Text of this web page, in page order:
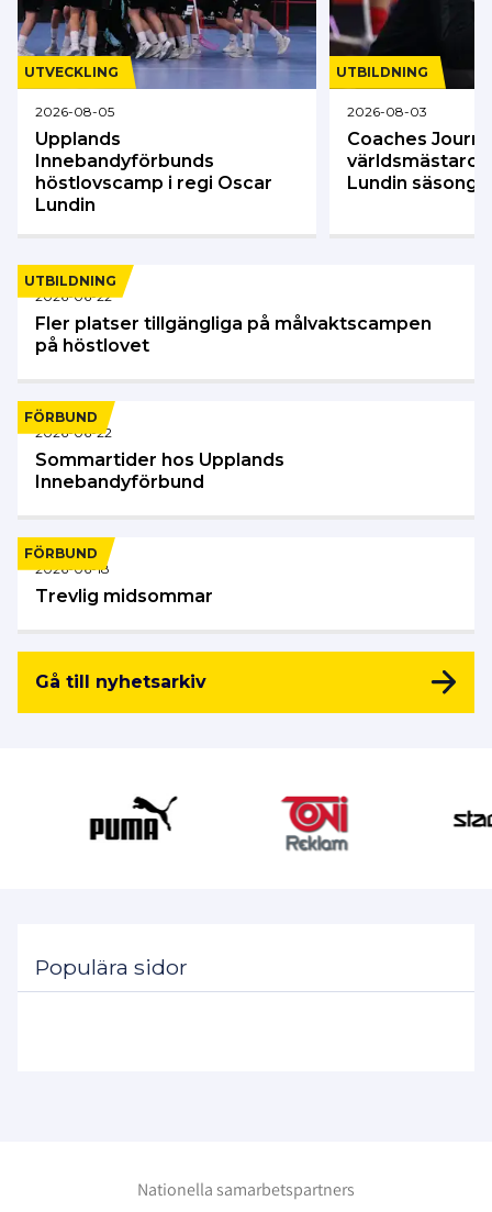
licensfortbildningar och därmed förlänga
din licens.
UTVECKLING
2026-08-05
Upplands
Innebandyförbunds
höstlovscamp i regi Oscar
Lundin
UTBILDNING
2026-08-03
Coaches
Lundin
UTBILDNING
2026-06-22
Fler platser tillgängliga på målvaktscampen
på höstlovet
FÖRBUND
2026-06-22
Sommartider hos Upplands
Innebandyförbund
FÖRBUND
2026-06-18
Trevlig midsommar
Gå till nyhetsarkiv
Populära sidor
Nationella samarbetspartners